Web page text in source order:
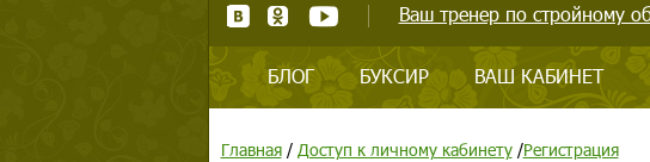
Ваш тренер по стройному
БЛОГ БУКСИР ВАШ КАБИНЕТ
Главная/ Доступ к личному кабинету/Регистрация